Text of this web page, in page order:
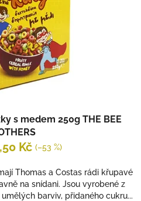
s medem 250g THE BEE
Kč (–53 %)
Thomas a Costas rádi křupavé
na snídani. Jsou vyrobené z
barviv, přidaného cukru...